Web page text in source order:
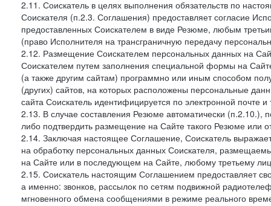
2.11. Соискатель в целях выполнения обязательств по
Соискателя (п.2.3. Соглашения) предоставляет согласие
предоставленных Соискателем в виде Резюме, любым
(право Исполнителя на трансграничную передачу
2.12. Размещение Соискателем персональных данных на
Соискателем путем заполнения специальной формы на
(а также другим сайтам) программно или иным способом
(других) сайтов, на которых расположены персональные
сайта Соискатель идентифицируется по электронной почте
2.13. В случае составления Резюме автоматически (п.2.10.),
либо подтвердить размещение на Сайте такого Резюме или
2.14. Заключая настоящее Соглашение, Соискатель
на обработку персональных данных Соискателя,
на Сайте или в последующем на Сайте, любому третьему
2.15. Соискатель настоящим Соглашением предоставляет
а именно: звонков, рассылок по сетям подвижной
мгновенного обмена сообщениями в режиме реального